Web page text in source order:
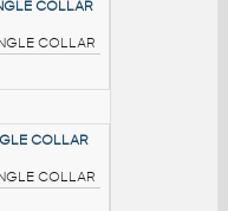
ANGLE COLLAR
ANGLE COLLAR